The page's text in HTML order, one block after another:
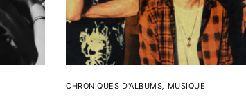
CHRONIQUES D'ALBUMS MUSIQUE